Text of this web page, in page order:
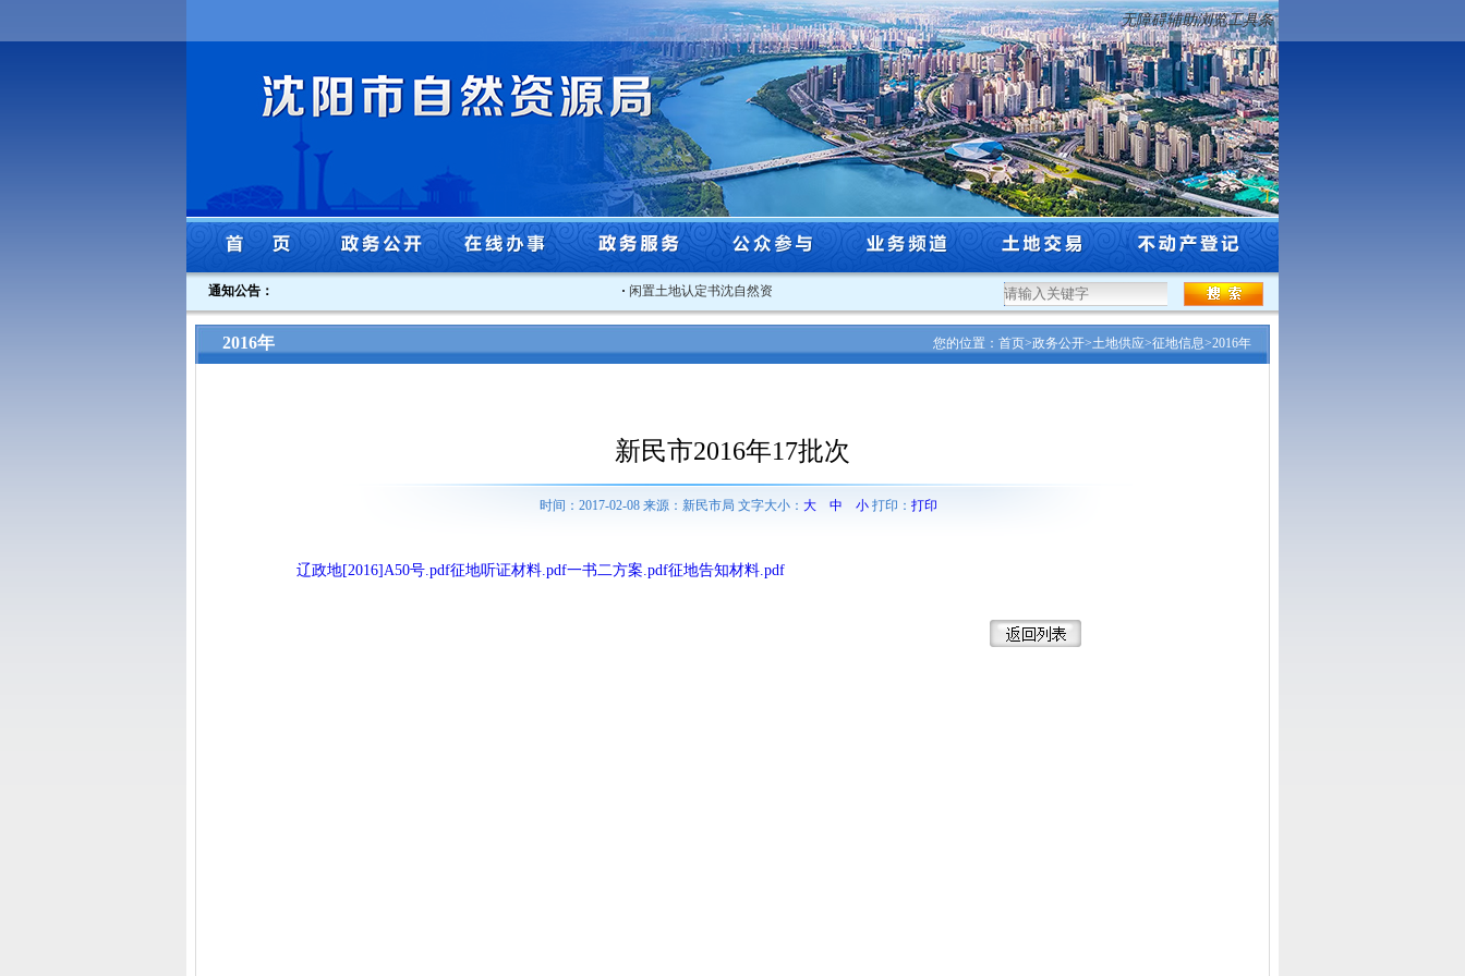
无障碍辅助浏览工具条
通知公告： 闲置土地认定书沈自然资沈北闲认字[2025]3号 关于2025年度沈阳市工程系列自然资源和林业行业高级专业技术...
2016年 您的位置： 首页>政务公开>土地供应>征地信息>2016年
新民市2016年17批次
时间：2017-02-08 来源：新民市局 文字大小： 大 中 小打印： 打印
辽政地[2016]A50号.pdf征地听证材料.pdf一书二方案.pdf征地告知材料.pdf